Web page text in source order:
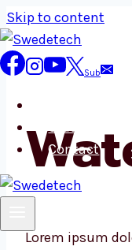
Skip to content
Sub
Sfaturi
Contact
Lorem ipsum